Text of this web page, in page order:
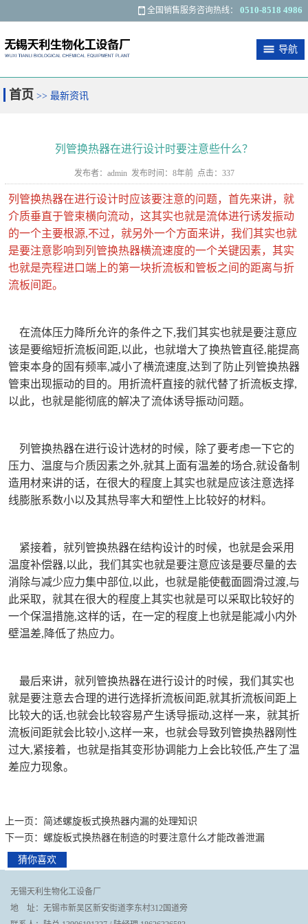
全国销售服务咨询热线： 0510-8518 4986
导航
关于我们
首页 >> 最新资讯
列管换热器在进行设计时要注意些什么？
发布者：admin 发布时间：8年前 点击：337
列管换热器在进行设计时应该要注意的问题，首先来讲，就
介质垂直于管束横向流动，这其实也就是流体进行诱发振动
的一个主要根源,不过，就另外一个方面来讲，我们其实也就
是要注意影响到列管换热器横流速度的一个关键因素，其实
也就是壳程进口端上的第一块折流板和管板之间的距离与折
流板间距。
在流体压力降所允许的条件之下,我们其实也就是要注意应
该是要缩短折流板间距,以此，也就增大了换热管直径,能提高
管束本身的固有频率,减小了横流速度,达到了防止列管换热器
管束出现振动的目的。用折流杆直接的就代替了折流板支撑,
以此，也就是能彻底的解决了流体诱导振动问题。
列管换热器在进行设计选材的时候，除了要考虑一下它的
压力、温度与介质因素之外,就其上面有温差的场合,就设备制
造用材来讲的话，在很大的程度上其实也就是应该注意选择
线膨胀系数小以及其热导率大和塑性上比较好的材料。
紧接着，就列管换热器在结构设计的时候，也就是会采用
温度补偿器,以此，我们其实也就是要注意应该是要尽量的去
消除与减少应力集中部位,以此，也就是能使截面圆滑过渡,与
此采取，就其在很大的程度上其实也就是可以采取比较好的
一个保温措施,这样的话，在一定的程度上也就是能减小内外
壁温差,降低了热应力。
最后来讲，就列管换热器在进行设计的时候，我们其实也
就是要注意去合理的进行选择折流板间距,就其折流板间距上
比较大的话,也就会比较容易产生诱导振动,这样一来，就其折
流板间距就会比较小,这样一来，也就会导致列管换热器刚性
过大,紧接着，也就是指其变形协调能力上会比较低,产生了温
差应力现象。
上一页：简述螺旋板式换热器内漏的处理知识
下一页：螺旋板式换热器在制造的时要注意什么才能改善泄漏
猜你喜欢
无锡天利生物化工设备厂
地 址：无锡市新吴区新安街道李东村312国道旁